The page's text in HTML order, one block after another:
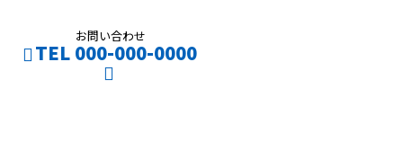
お問い合わせ
TEL 000-000-0000